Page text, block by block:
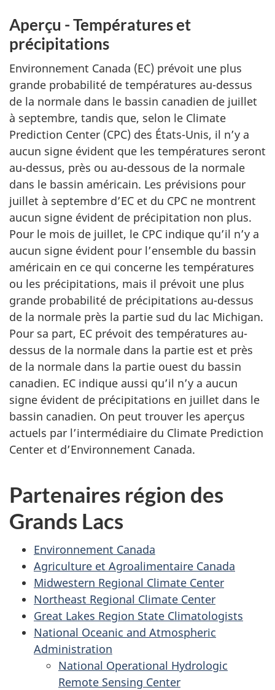
Aperçu - Températures et
précipitations
Environnement Canada (EC) prévoit une plus
grande probabilité de températures au-dessus
de la normale dans le bassin canadien de juillet
à septembre, tandis que, selon le Climate
Prediction Center (CPC) des États-Unis, il n’y a
aucun signe évident que les températures seront
au-dessus, près ou au-dessous de la normale
dans le bassin américain. Les prévisions pour
juillet à septembre d’EC et du CPC ne montrent
aucun signe évident de précipitation non plus.
Pour le mois de juillet, le CPC indique qu’il n’y a
aucun signe évident pour l’ensemble du bassin
américain en ce qui concerne les températures
ou les précipitations, mais il prévoit une plus
grande probabilité de précipitations au-dessus
de la normale près la partie sud du lac Michigan.
Pour sa part, EC prévoit des températures au-
dessus de la normale dans la partie est et près
de la normale dans la partie ouest du bassin
canadien. EC indique aussi qu’il n’y a aucun
signe évident de précipitations en juillet dans le
bassin canadien. On peut trouver les aperçus
actuels par l’intermédiaire du Climate Prediction
Center et d’Environnement Canada.
Partenaires région des
Grands Lacs
Environnement Canada
Agriculture et Agroalimentaire Canada
Midwestern Regional Climate Center
Northeast Regional Climate Center
Great Lakes Region State Climatologists
National Oceanic and Atmospheric
Administration
National Operational Hydrologic
Remote Sensing Center